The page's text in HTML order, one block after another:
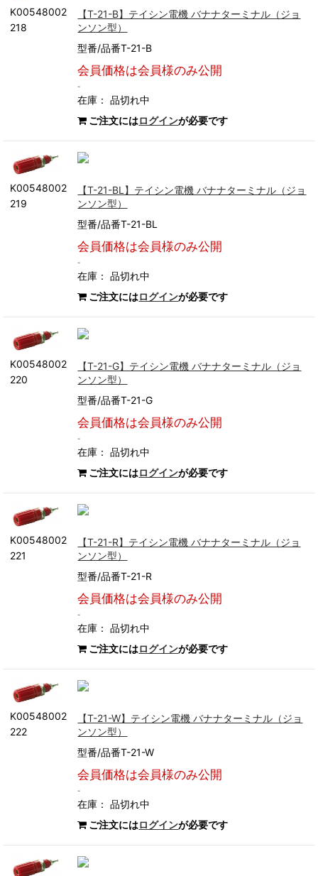
K00548002
218
【T-21-B】テイシン電機 バナナターミナル（ジョ
ンソン型）
型番/品番T-21-B
会員価格は会員様のみ公開
-
在庫：品切れ中
ご注文にはログインが必要です
K00548002
219
【T-21-BL】テイシン電機 バナナターミナル（ジョ
ンソン型）
型番/品番T-21-BL
会員価格は会員様のみ公開
-
在庫：品切れ中
ご注文にはログインが必要です
K00548002
220
【T-21-G】テイシン電機 バナナターミナル（ジョ
ンソン型）
型番/品番T-21-G
会員価格は会員様のみ公開
-
在庫：品切れ中
ご注文にはログインが必要です
K00548002
221
【T-21-R】テイシン電機 バナナターミナル（ジョ
ンソン型）
型番/品番T-21-R
会員価格は会員様のみ公開
-
在庫：品切れ中
ご注文にはログインが必要です
K00548002
222
【T-21-W】テイシン電機 バナナターミナル（ジョ
ンソン型）
型番/品番T-21-W
会員価格は会員様のみ公開
-
在庫：品切れ中
ご注文にはログインが必要です